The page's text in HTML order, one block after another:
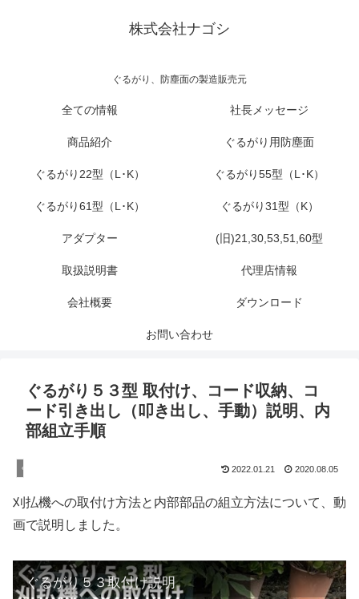
株式会社ナゴシ
ぐるがり、防塵面の製造販売元
全ての情報 社長メッセージ
商品紹介 ぐるがり用防塵面
ぐるがり22型（L･K） ぐるがり55型（L･K）
ぐるがり61型（L･K） ぐるがり31型（K）
アダプター (旧)21,30,53,51,60型
取扱説明書 代理店情報
会社概要 ダウンロード
お問い合わせ
ぐるがり５３型 取付け、コード収納、コ
ード引き出し（叩き出し、手動）説明、内
部組立手順
ぐるがり21型､30型､53型､51型､60型 2022.01.21 2020.08.05
刈払機への取付け方法と内部部品の組立方法について、動
画で説明しました。
ぐるがり５３取付け説明